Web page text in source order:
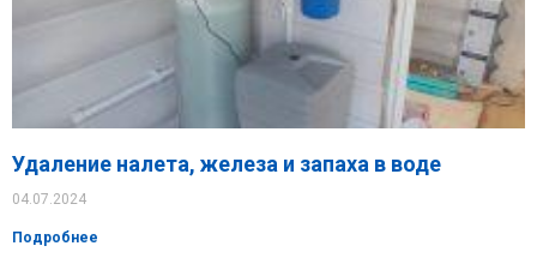
Удаление налета, железа и запаха в воде
04.07.2024
Подробнее